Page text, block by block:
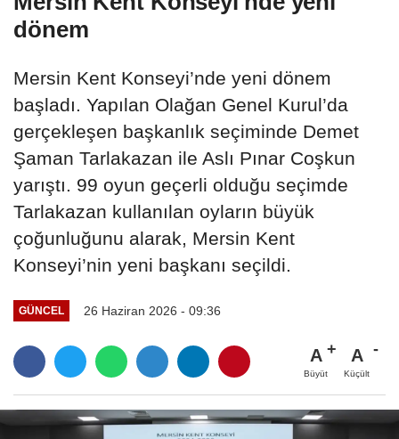
dönem
Mersin Kent Konseyi’nde yeni dönem
başladı. Yapılan Olağan Genel Kurul’da
gerçekleşen başkanlık seçiminde Demet
Şaman Tarlakazan ile Aslı Pınar Coşkun
yarıştı. 99 oyun geçerli olduğu seçimde
Tarlakazan kullanılan oyların büyük
çoğunluğunu alarak, Mersin Kent
Konseyi’nin yeni başkanı seçildi.
GÜNCEL 26 Haziran 2026 - 09:36
A
Büyüt
A
Küçült